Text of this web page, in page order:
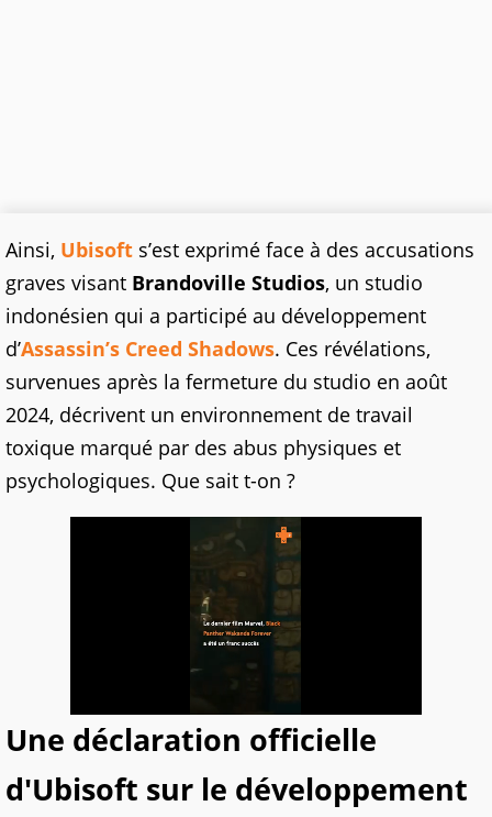
Ainsi, Ubisoft s’est exprimé face à des accusations
graves visant Brandoville Studios, un studio
indonésien qui a participé au développement
d’Assassin’s Creed Shadows. Ces révélations,
survenues après la fermeture du studio en août
2024, décrivent un environnement de travail
toxique marqué par des abus physiques et
psychologiques. Que sait t-on ?
Une déclaration officielle
d'Ubisoft sur le développement